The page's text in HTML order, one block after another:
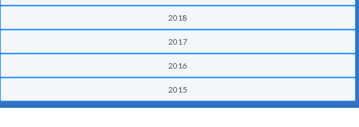
2018
2017
2016
2015